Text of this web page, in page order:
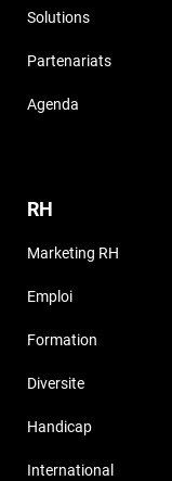
Solutions
Partenariats
Agenda
RH
Marketing RH
Emploi
Formation
Diversite
Handicap
International